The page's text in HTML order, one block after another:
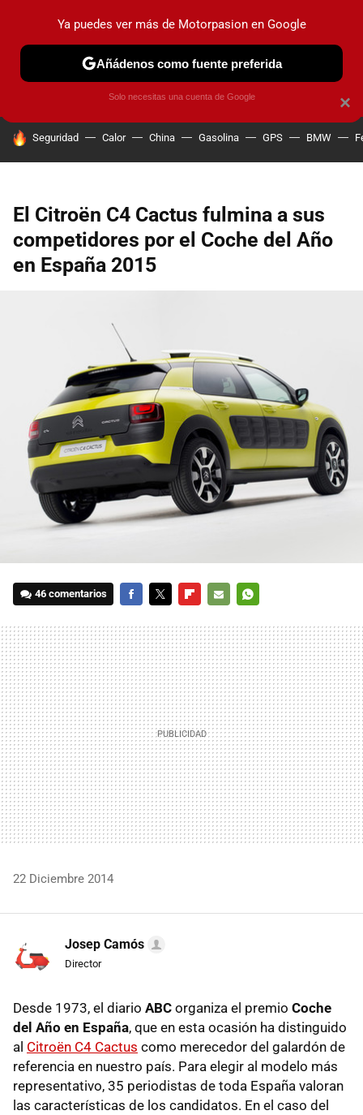
PRUEBAS COCHES ELÉCTRICOS OBSERVATORIO
HOY SE HABLA DE
Seguridad Calor China Gasolina GPS BMW
El Citroën C4 Cactus fulmina a sus
competidores por el Coche del Año
en España 2015
46 comentarios
MAIL
22 Diciembre 2014
Josep Camós
Director
Desde 1973, el diario ABC organiza el premio Coche
del Año en España, que en esta ocasión ha distinguido
al Citroën C4 Cactus como merecedor del galardón de
referencia en nuestro país. Para elegir al modelo más
representativo, 35 periodistas de toda España valoran
las características de los candidatos. En el caso del
×
Ya puedes ver más de Motorpasion en Google
Añádenos como fuente preferida
Solo necesitas una cuenta de Google